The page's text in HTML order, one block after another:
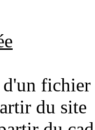
fichier
du site